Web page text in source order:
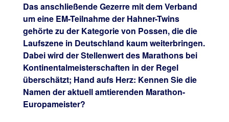
Das anschließende Gezerre mit dem Verband
um eine EM-Teilnahme der Hahner-Twins
gehörte zu der Kategorie von Possen, die die
Laufszene in Deutschland kaum weiterbringen.
Dabei wird der Stellenwert des Marathons bei
Kontinentalmeisterschaften in der Regel
überschätzt; Hand aufs Herz: Kennen Sie die
Namen der aktuell amtierenden Marathon-
Europameister?